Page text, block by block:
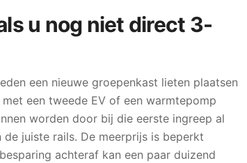
u nog niet direct 3-
een nieuwe groepenkast lieten plaatsen
een tweede EV of een warmtepomp
worden door bij die eerste ingreep al
juiste rails. De meerprijs is beperkt
achteraf kan een paar duizend